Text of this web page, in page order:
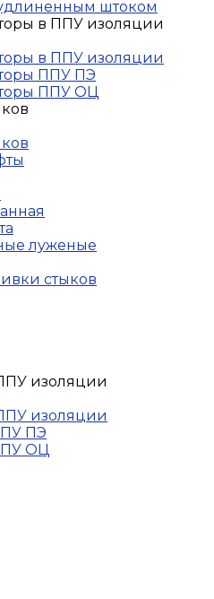
штоком
в ППУ изоляции
в ППУ изоляции
ППУ ПЭ
ППУ ОЦ
луженые
стыков
изоляции
изоляции
ПЭ
ОЦ